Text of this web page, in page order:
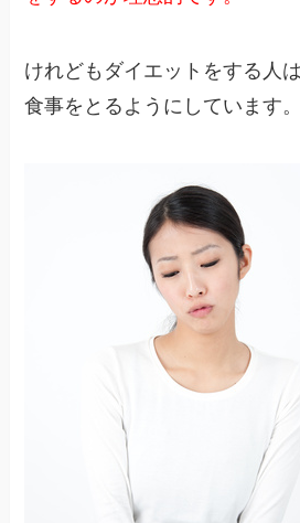
けれどもダイエットをする人
食事をとるようにしています。